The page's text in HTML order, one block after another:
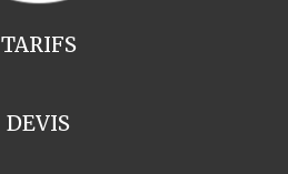
TARIFS
DEVIS